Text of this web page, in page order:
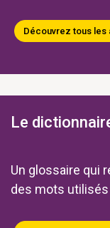
Découvrez tous les
Le
Un glossaire qui
des mots utilisés